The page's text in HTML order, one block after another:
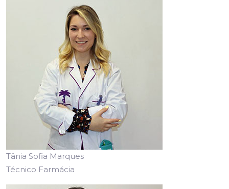
Tânia Sofia Marques
Técnico Farmácia